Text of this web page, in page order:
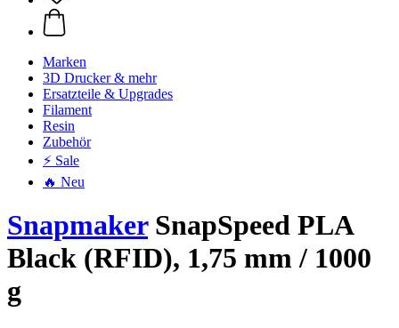
Marken
3D Drucker & mehr
Ersatzteile & Upgrades
Filament
Resin
Zubehör
⚡ Sale
🔥 Neu
SnapmakerSnapSpeed PLA
Black (RFID), 1,75 mm / 1000
g